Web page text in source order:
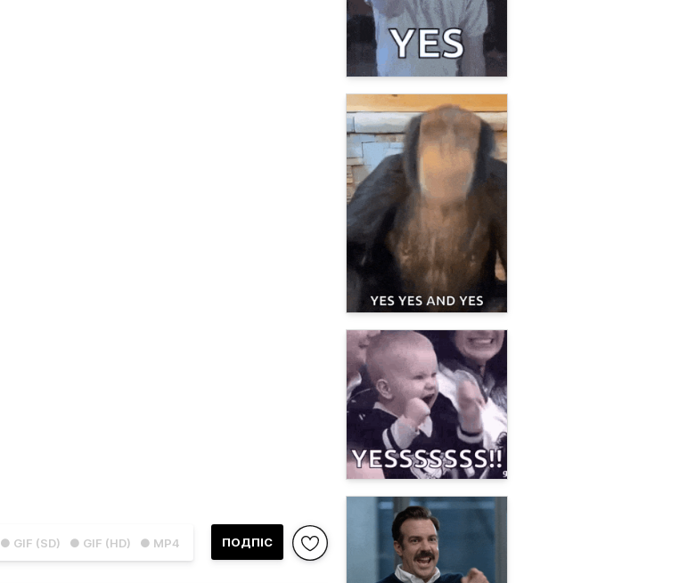
● GIF (SD) ● GIF (HD) ● MP4 ПОДПІС